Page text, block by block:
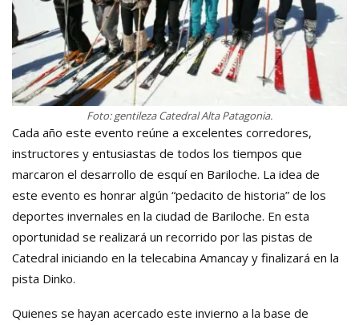
Foto: gentileza Catedral Alta Patagonia.
Cada año este evento reúne a excelentes corredores,
instructores y entusiastas de todos los tiempos que
marcaron el desarrollo de esquí en Bariloche. La idea de
este evento es honrar algún “pedacito de historia” de los
deportes invernales en la ciudad de Bariloche. En esta
oportunidad se realizará un recorrido por las pistas de
Catedral iniciando en la telecabina Amancay y finalizará en la
pista Dinko.
Quienes se hayan acercado este invierno a la base de